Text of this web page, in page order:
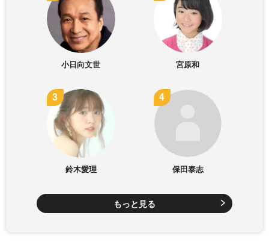
小日向文世 宮原和
鈴木愛理 保田泰志
もっと見る